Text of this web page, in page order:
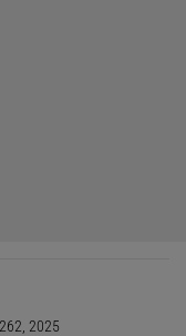
2025